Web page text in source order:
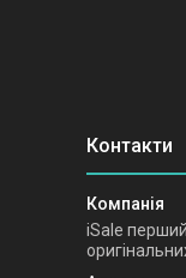
iSale перший